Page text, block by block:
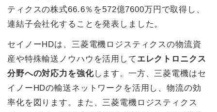
ティクスの株式66.6％を572億7600万円で取得し、
連結子会社化することを発表しました。
セイノーHDは、三菱電機ロジスティクスの物流資
産や特殊輸送ノウハウを活用して エレクトロニクス
分野への対応力を強化します。一方、三菱電機はセ
イノーHDの輸送ネットワークを活用し、物流の効
率化を図ります。また、三菱電機ロジスティクス